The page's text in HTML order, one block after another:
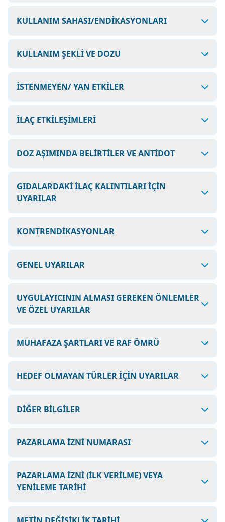
KULLANIM SAHASI/ENDİKASYONLARI
KULLANIM ŞEKLİ VE DOZU
İSTENMEYEN/ YAN ETKİLER
İLAÇ ETKİLEŞİMLERİ
DOZ AŞIMINDA BELİRTİLER VE ANTİDOT
GIDALARDAKİ İLAÇ KALINTILARI İÇİN
UYARILAR
KONTRENDİKASYONLAR
GENEL UYARILAR
UYGULAYICININ ALMASI GEREKEN ÖNLEMLER
VE ÖZEL UYARILAR
MUHAFAZA ŞARTLARI VE RAF ÖMRÜ
HEDEF OLMAYAN TÜRLER İÇİN UYARILAR
DİĞER BİLGİLER
PAZARLAMA İZNİ NUMARASI
PAZARLAMA İZNİ (İLK VERİLME) VEYA
YENİLEME TARİHİ